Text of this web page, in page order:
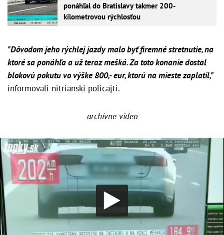
ponáhľal do Bratislavy takmer 200-
kilometrovou rýchlosťou
"Dôvodom jeho rýchlej jazdy malo byť firemné stretnutie, na
ktoré sa ponáhľa a už teraz mešká. Za toto konanie dostal
blokovú pokutu vo výške 800,- eur, ktorú na mieste zaplatil,"
informovali nitrianski policajti.
archívne video